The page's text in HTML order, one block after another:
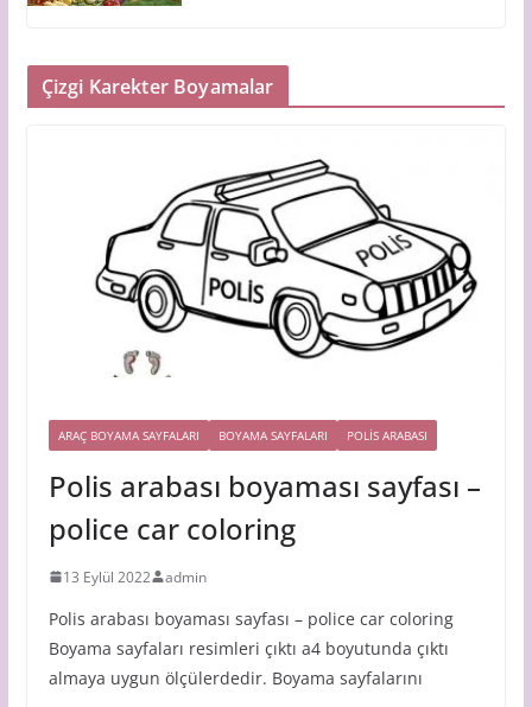
Çizgi Karekter Boyamalar
ARAÇ BOYAMA SAYFALARI BOYAMA SAYFALARI POLIS ARABASI
Polis arabası boyaması sayfası –
police car coloring
13 Eylül 2022 admin
Polis arabası boyaması sayfası – police car coloring
Boyama sayfaları resimleri çıktı a4 boyutunda çıktı
almaya uygun ölçülerdedir. Boyama sayfalarını